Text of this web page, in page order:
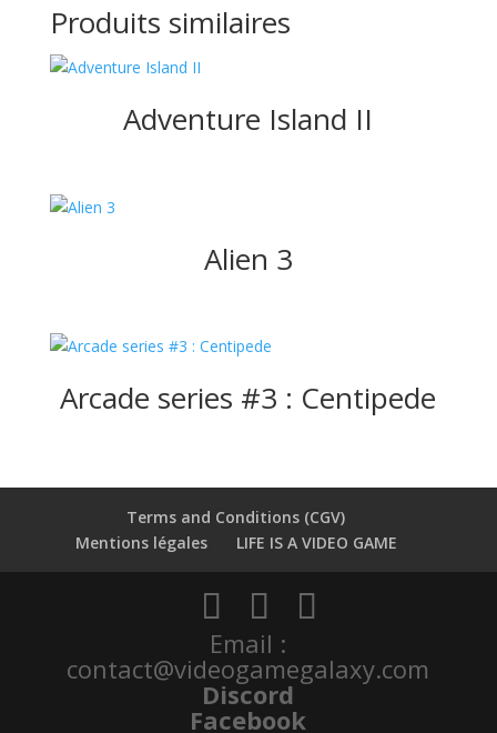
Produits similaires
Adventure Island II
Alien 3
Arcade series #3 : Centipede
Terms and Conditions (CGV)
Mentions légales
LIFE IS A VIDEO GAME
Email :
contact@videogamegalaxy.com
Discord
Facebook